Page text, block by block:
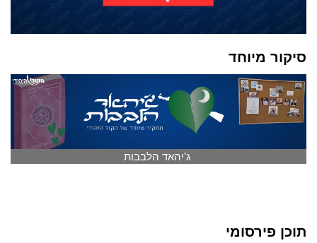
סיקור מיוחד
ג'יהאד הלבבות
תוכן פירסומי